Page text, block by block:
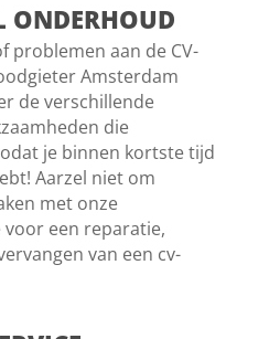
ONDERHOUD
problemen aan de CV-
Amsterdam
de verschillende
die
je binnen kortste tijd
Aarzel niet om
met onze
voor een reparatie,
van een cv-